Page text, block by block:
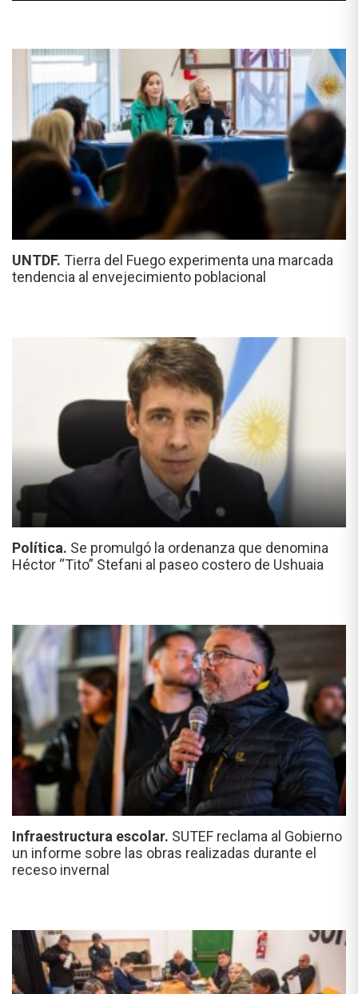
UNTDF. Tierra del Fuego experimenta una marcada
tendencia al envejecimiento poblacional
Política. Se promulgó la ordenanza que denomina
Héctor “Tito” Stefani al paseo costero de Ushuaia
Infraestructura escolar. SUTEF reclama al Gobierno
un informe sobre las obras realizadas durante el
receso invernal